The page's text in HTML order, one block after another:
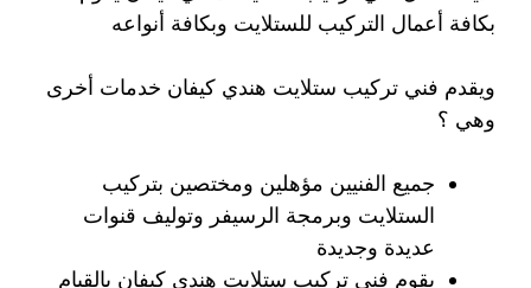
بكافة أعمال التركيب للستلايت وبكافة أنواعه
ويقدم فني تركيب ستلايت هندي كيفان خدمات أخرى
وهي ؟
جميع الفنيين مؤهلين ومختصين بتركيب
الستلايت وبرمجة الرسيفر وتوليف قنوات
عديدة وجديدة
يقوم فني تركيب ستلايت هندي كيفان بالقيام